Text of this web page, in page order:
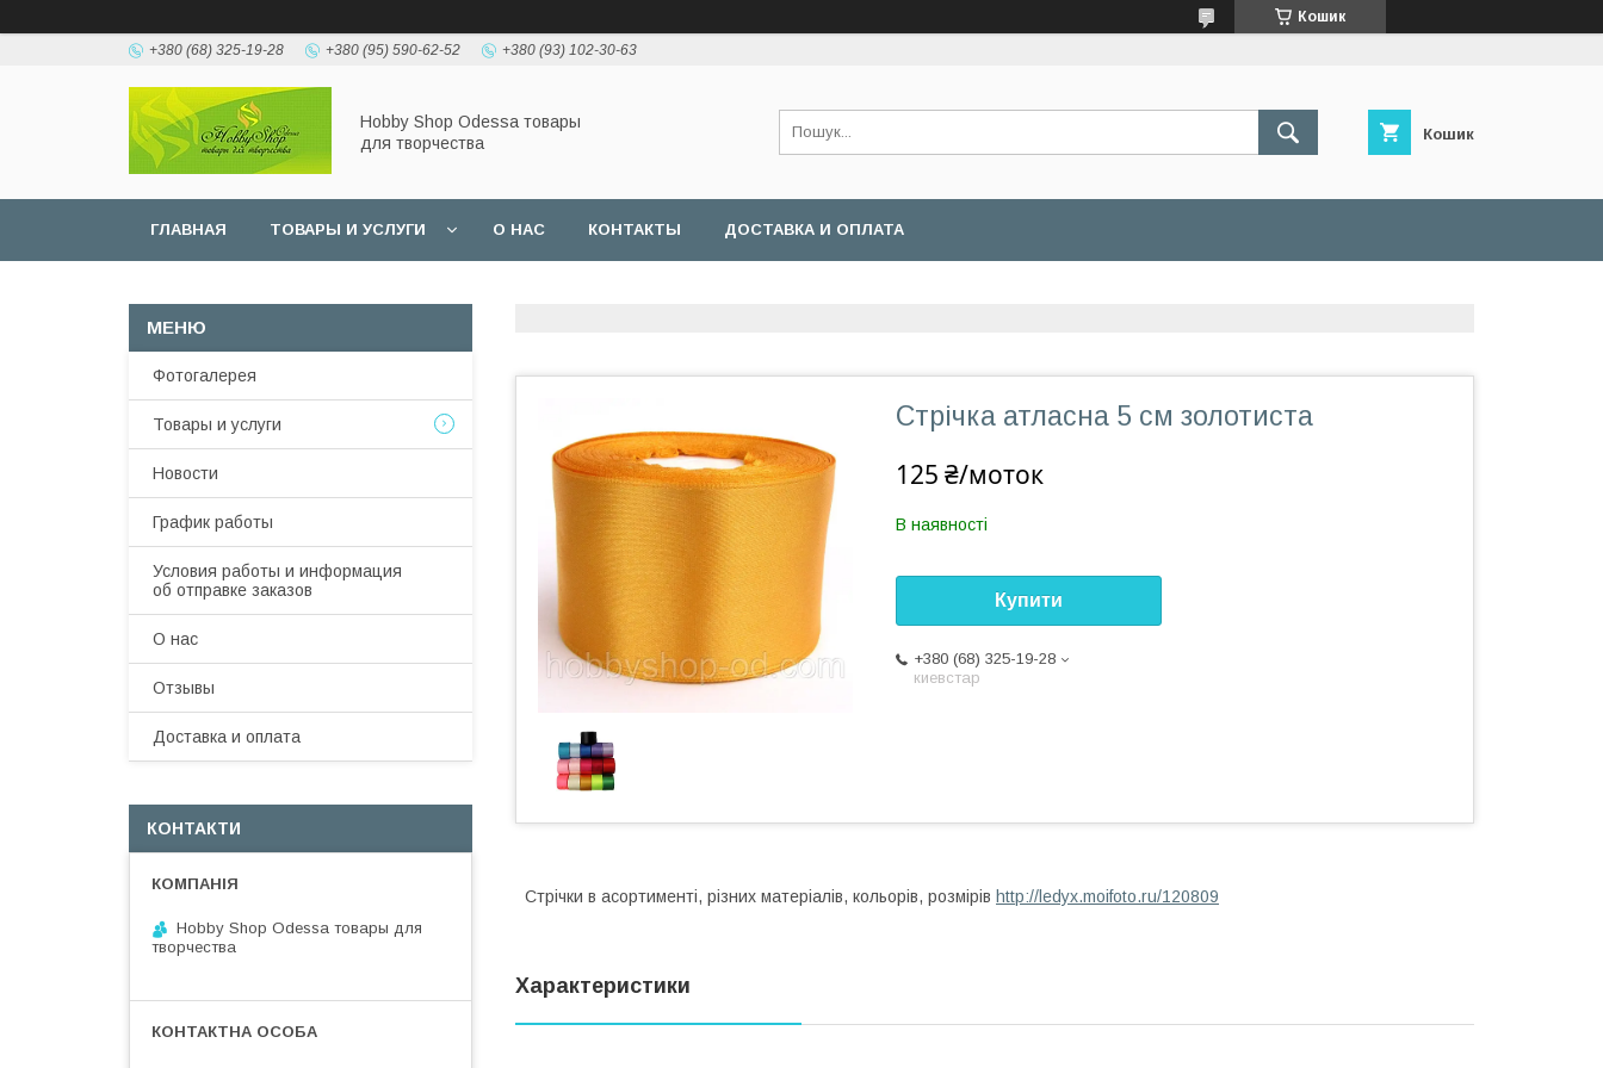
Кошик
+380 (68) 325-19-28 +380 (95) 590-62-52 +380 (93) 102-30-63
Hobbу Shop Odessa товары
для творчества
Кошик
ГЛАВНАЯ ТОВАРЫ И УСЛУГИ О НАС КОНТАКТЫ ДОСТАВКА И ОПЛАТА
Стрічка атласна 5 см золотиста
125 ₴/моток
В наявності
Купити
+380 (68) 325-19-28
киевстар
Стрічки в асортименті, різних матеріалів, кольорів, розмірів http://ledyx.moifoto.ru/120809
Характеристики
Фотогалерея
Товары и услуги
Новости
График работы
Условия работы и информация
об отправке заказов
О нас
Отзывы
Доставка и оплата
КОНТАКТИ
Hobby Shop Odessa товары для
творчества